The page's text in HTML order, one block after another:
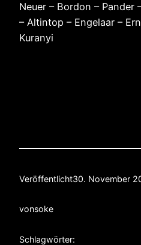
Neuer – Bordon – Pander
– Altintop – Engelaar –
Kuranyi
Veröffentlicht30. November
vonsoke
Schlagwörter: